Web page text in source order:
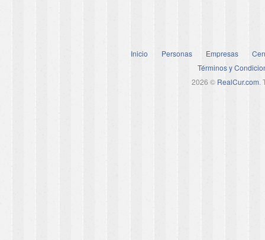
Inicio Personas Empresas
Términos y
2026 © RealCur.com.